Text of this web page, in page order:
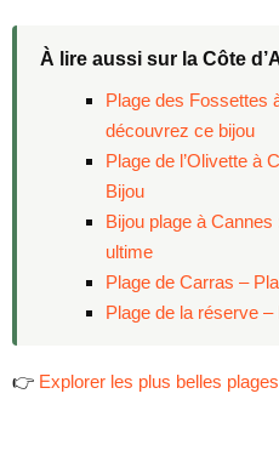
À lire aussi sur la Côte
Plage des Fossettes
découvrez ce bijou
Plage de l’Olivette à
Bijou
Bijou plage à
ultime
Plage de Carras –
Plage de la réserve
👉 Explorer les plus belles